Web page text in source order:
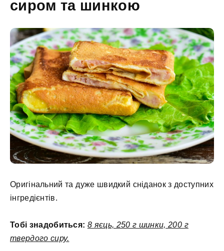
сиром та шинкою
Оригінальний та дуже швидкий сніданок з доступних
інгредієнтів.
Тобі знадобиться: 8 яєць, 250 г шинки, 200 г
твердого сиру.